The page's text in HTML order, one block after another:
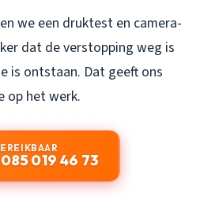
we een druktest en camera-
dat de verstopping weg is
is ontstaan. Dat geeft ons
op het werk.
019 46 73